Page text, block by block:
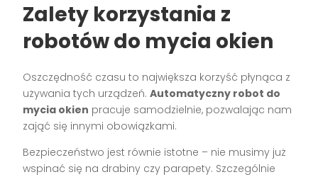
Zalety korzystania z
robotów do mycia okien
Oszczędność czasu to największa korzyść płynąca z
używania tych urządzeń.Automatyczny robot do
mycia okien pracuje samodzielnie, pozwalając nam
zająć się innymi obowiązkami.
Bezpieczeństwo jest równie istotne – nie musimy już
wspinać się na drabiny czy parapety. Szczególnie